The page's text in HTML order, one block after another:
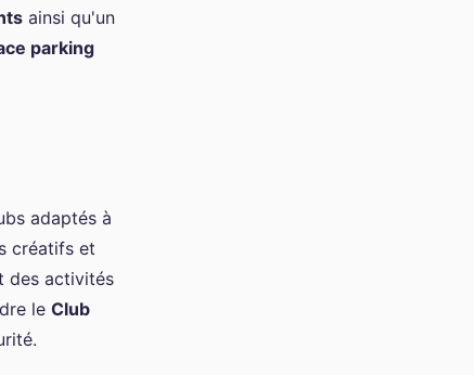
ainsi qu'un
parking
adaptés à
créatifs et
des activités
le Club